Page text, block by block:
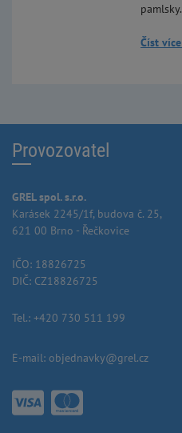
pamlsky.
Číst více
Provozovatel
GREL spol. s.r.o.
Karásek 2245/1f, budova č. 25,
621 00 Brno - Řečkovice
IČO: 18826725
DIČ: CZ18826725
Tel.: +420 730 511 199
E-mail: objednavky@grel.cz